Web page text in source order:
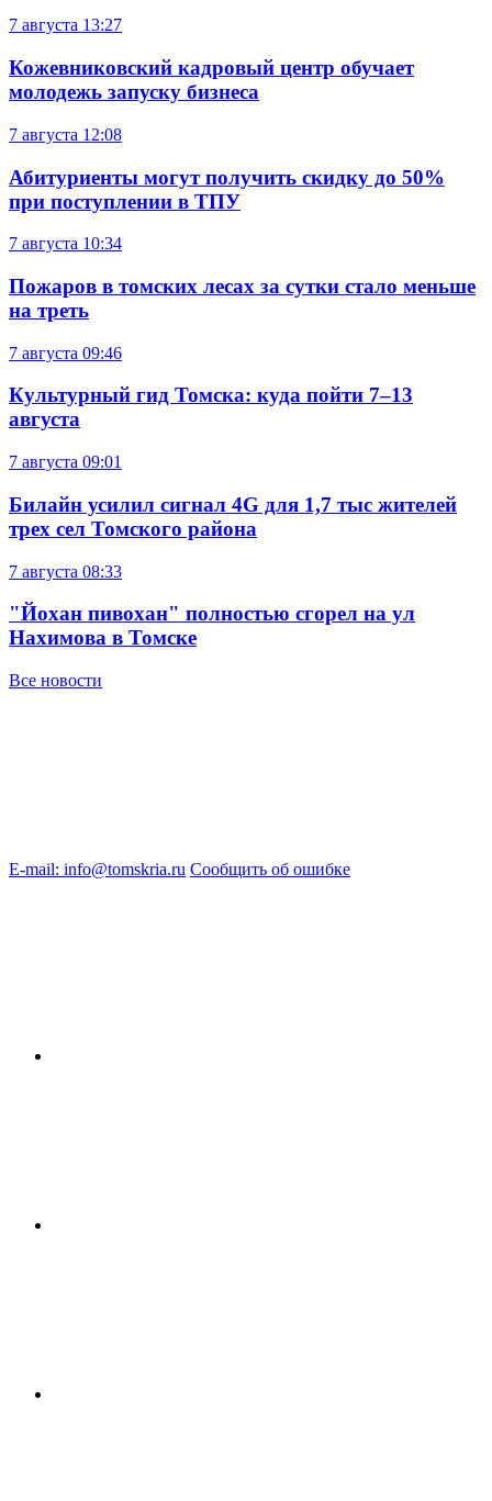
7 августа 13:27
Кожевниковский кадровый центр обучает
молодежь запуску бизнеса
7 августа 12:08
Абитуриенты могут получить скидку до 50%
при поступлении в ТПУ
7 августа 10:34
Пожаров в томских лесах за сутки стало меньше
на треть
7 августа 09:46
Культурный гид Томска: куда пойти 7–13
августа
7 августа 09:01
Билайн усилил сигнал 4G для 1,7 тыс жителей
трех сел Томского района
7 августа 08:33
"Йохан пивохан" полностью сгорел на ул
Нахимова в Томске
Все новости
E-mail: info@tomskria.ru Сообщить об ошибке